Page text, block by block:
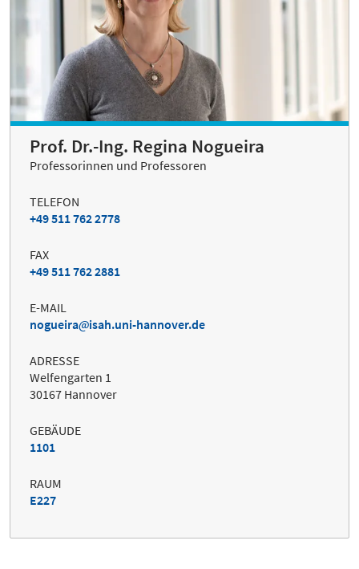
Prof. Dr.-Ing. Regina Nogueira
Professorinnen und Professoren
TELEFON
+49 511 762 2778
FAX
+49 511 762 2881
E-MAIL
nogueira
isah.uni-hannover.de
ADRESSE
Welfengarten 1
30167 Hannover
GEBÄUDE
1101
RAUM
E227